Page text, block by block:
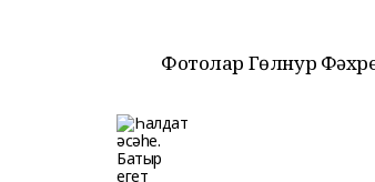
Фотолар Гөлнур